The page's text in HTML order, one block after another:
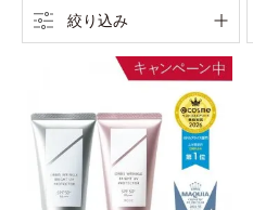
絞り込み